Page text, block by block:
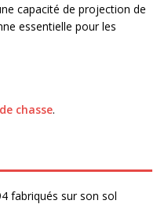
capacité de projection de
essentielle pour les
chasse.
fabriqués sur son sol